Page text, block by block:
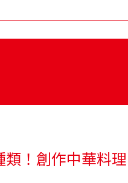
！創作中華料理